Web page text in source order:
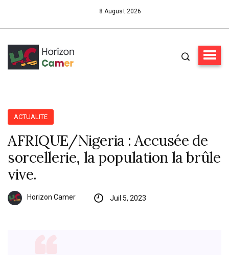
8 August 2026
ACTUALITE
AFRIQUE/Nigeria : Accusée de
sorcellerie, la population la brûle
vive.
Horizon Camer Juil 5, 2023